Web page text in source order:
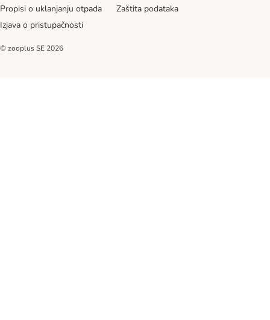
Propisi o uklanjanju otpada
Zaštita podataka
Izjava o pristupačnosti
© zooplus SE 2026